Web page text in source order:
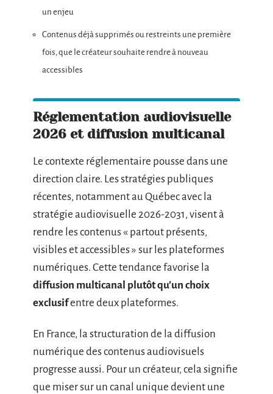
un enjeu
Contenus déjà supprimés ou restreints une première
fois, que le créateur souhaite rendre à nouveau
accessibles
Réglementation audiovisuelle
2026 et diffusion multicanal
Le contexte réglementaire pousse dans une
direction claire. Les stratégies publiques
récentes, notamment au Québec avec la
stratégie audiovisuelle 2026-2031, visent à
rendre les contenus « partout présents,
visibles et accessibles » sur les plateformes
numériques. Cette tendance favorise la
diffusion multicanal plutôt qu’un choix
exclusifentre deux plateformes.
En France, la structuration de la diffusion
numérique des contenus audiovisuels
progresse aussi. Pour un créateur, cela signifie
que miser sur un canal unique devient une